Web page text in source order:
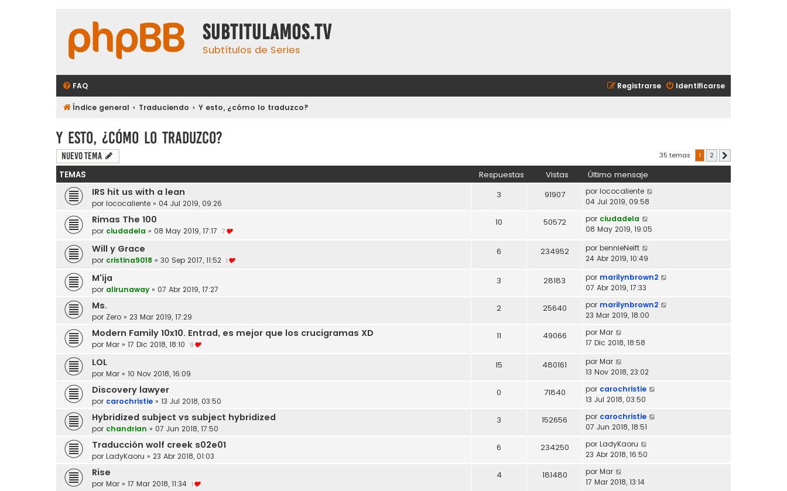
subtitulamos.tv
Subtítulos de Series
FAQ Identificarse
Registrarse
Índice general Traduciendo Y esto, ¿cómo lo traduzco?
Y esto, ¿cómo lo traduzco?
Nuevo Tema 35 temas 1 2
TEMAS Respuestas Vistas Último mensaje
IRS hit us with a lean
por lococaliente » 04 Jul 2019, 09:26
3 91907 por lococaliente
04 Jul 2019, 09:58
Rimas The 100
por ciudadela » 08 May 2019, 17:17 7
10 50572 por ciudadela
08 May 2019, 19:05
Will y Grace
por cristina9018 » 30 Sep 2017, 11:52 1
6 234952 por bennieNeift
24 Abr 2019, 10:49
M'ija
por alirunaway » 07 Abr 2019, 17:27
3 28183 por marilynbrown2
07 Abr 2019, 17:33
Ms.
por Zero » 23 Mar 2019, 17:29
2 25640 por marilynbrown2
23 Mar 2019, 18:00
Modern Family 10x10. Entrad, es mejor que los crucigramas XD
por Mar » 17 Dic 2018, 18:10 9
11 49066 por Mar
17 Dic 2018, 18:58
LOL
por Mar » 10 Nov 2018, 16:09
15 480161 por Mar
13 Nov 2018, 23:02
Discovery lawyer
por carochristie » 13 Jul 2018, 03:50
0 71840 por carochristie
13 Jul 2018, 03:50
Hybridized subject vs subject hybridized
por chandrian » 07 Jun 2018, 17:50
3 152656 por carochristie
07 Jun 2018, 18:51
Traducción wolf creek s02e01
por LadyKaoru » 23 Abr 2018, 01:03
6 234250 por LadyKaoru
23 Abr 2018, 16:50
Rise
por Mar » 17 Mar 2018, 11:34 1
4 181480 por Mar
17 Mar 2018, 13:14